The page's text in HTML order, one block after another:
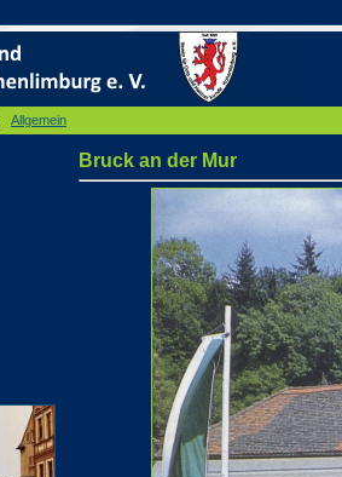
Allgemein
Bruck an der Mur